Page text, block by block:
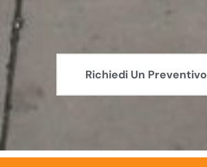
Richiedi Un Preventivo